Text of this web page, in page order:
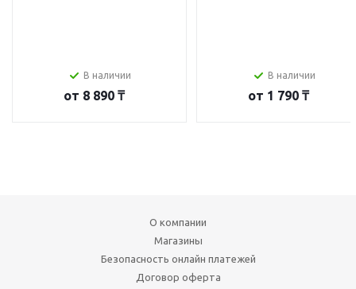
В наличии
от 8 890 ₸
В наличии
от 1 790 ₸
О компании
Магазины
Безопасность онлайн платежей
Договор оферта